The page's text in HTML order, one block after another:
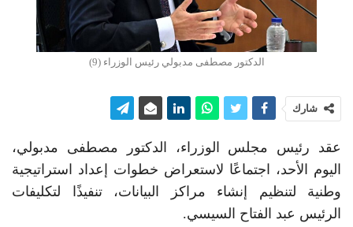
الدكتور مصطفى مدبولي رئيس الوزراء (9)
شارك
عقد رئيس مجلس الوزراء، الدكتور مصطفى مدبولي،
اليوم الأحد، اجتماعًا لاستعراض خطوات إعداد استراتيجية
وطنية لتنظيم إنشاء مراكز البيانات، تنفيذًا لتكليفات
الرئيس عبد الفتاح السيسي.